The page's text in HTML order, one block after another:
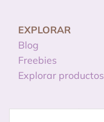
EXPLORAR
Blog
Freebies
Explorar productos